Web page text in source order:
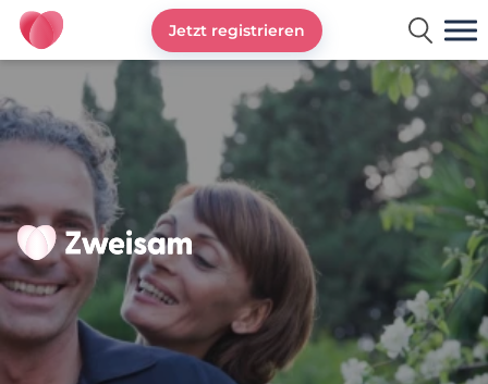
Zweisam
Jetzt registrieren